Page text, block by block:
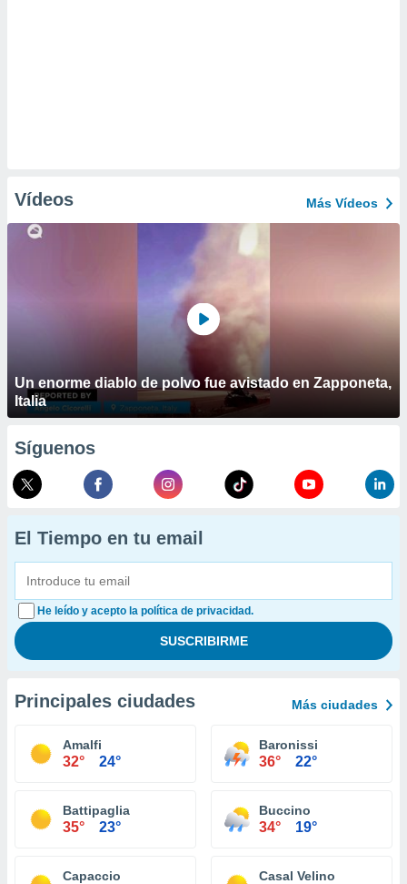
Vídeos Más Vídeos
Un enorme diablo de polvo fue avistado en Zapponeta,
Italia
Síguenos
El Tiempo en tu email
He leído y acepto la política de privacidad.
Principales ciudades Más ciudades
Amalfi
32° 24°
Baronissi
36° 22°
Battipaglia
35° 23°
Buccino
34° 19°
Capaccio Casal Velino